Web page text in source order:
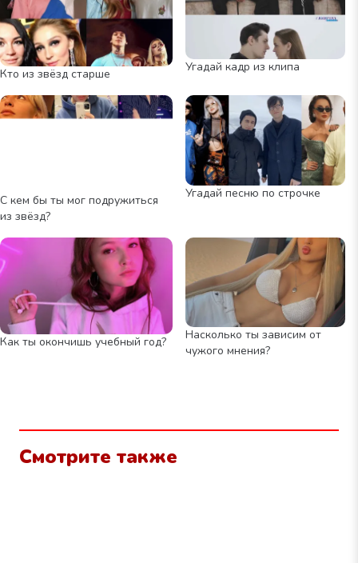
Кто из звёзд старше Угадай кадр из клипа
С кем бы ты мог подружиться
из звёзд?
Угадай песню по строчке
Как ты окончишь учебный год?
Насколько ты зависим от
чужого мнения?
Смотрите также